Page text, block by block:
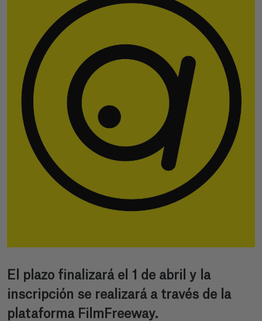
El plazo finalizará el 1 de abril y la
inscripción se realizará a través de la
plataforma FilmFreeway.